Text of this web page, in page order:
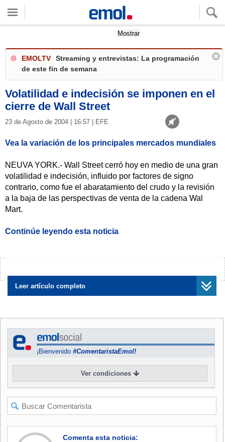
Ve..." />
Mostrar
EMOLTV
Streaming y entrevistas: La programación
de este fin de semana
Volatilidad e indecisión se imponen en el
cierre de Wall Street
23 de Agosto de 2004 | 16:57 | EFE
Vea la variación de los principales mercados mundiales
NEUVA YORK.- Wall Street cerró hoy en medio de una gran
volatilidad e indecisión, influido por factores de signo
contrario, como fue el abaratamiento del crudo y la revisión
a la baja de las perspectivas de venta de la cadena Wal
Mart.
Continúe leyendo esta noticia
Leer artículo completo
¡Bienvenido #ComentaristaEmol!
Ver condiciones
Comenta esta noticia: